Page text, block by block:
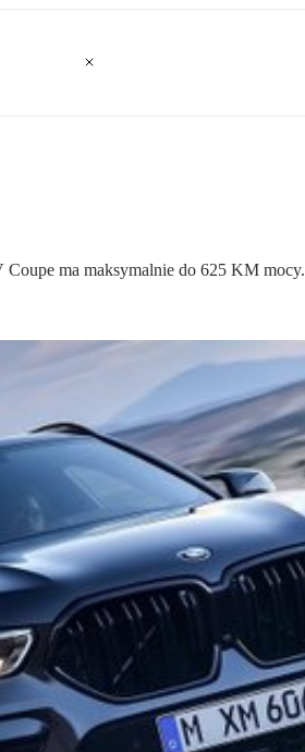
ma maksymalnie do 625 KM mocy.